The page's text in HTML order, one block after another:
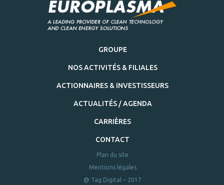
GROUPE
NOS ACTIVITÉS & FILIALES
ACTIONNAIRES & INVESTISSEURS
ACTUALITÉS / AGENDA
CARRIÈRES
CONTACT
Plan du site
Mentions légales
@ Tag Digital – 2017